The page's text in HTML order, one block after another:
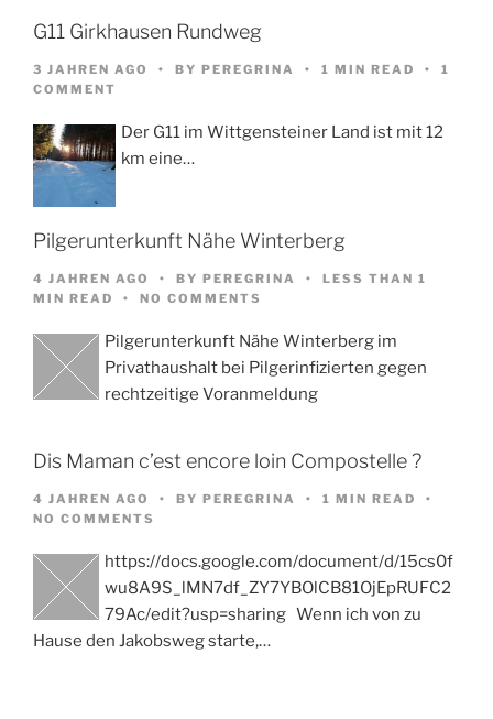
G11 Girkhausen Rundweg
3 JAHREN AGO BY PEREGRINA 1 MIN READ
1
COMMENT
Der G11 im Wittgensteiner Land ist mit 12
km eine…
Pilgerunterkunft Nähe Winterberg
4 JAHREN AGO BY PEREGRINA
LESS THAN 1
MIN READ
NO COMMENTS
Pilgerunterkunft Nähe Winterberg im
Privathaushalt bei Pilgerinfizierten gegen
rechtzeitige Voranmeldung
Dis Maman c’est encore loin Compostelle ?
4 JAHREN AGO BY PEREGRINA
1 MIN READ
NO COMMENTS
https://docs.google.com/document/d/15cs0f
wu8A9S_lMN7df_ZY7YBOlCB81OjEpRUFC2
79Ac/edit?usp=sharing Wenn ich von zu
Hause den Jakobsweg starte,…